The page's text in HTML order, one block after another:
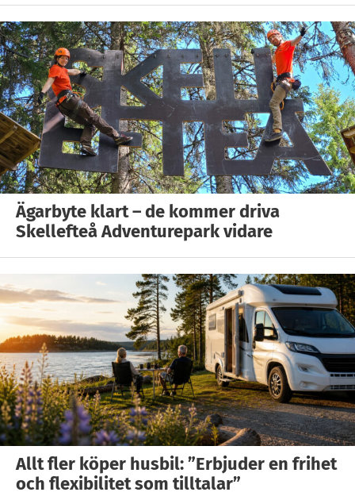
Ägarbyte klart – de kommer driva
Skellefteå Adventurepark vidare
Allt fler köper husbil: ”Erbjuder en frihet
och flexibilitet som tilltalar”